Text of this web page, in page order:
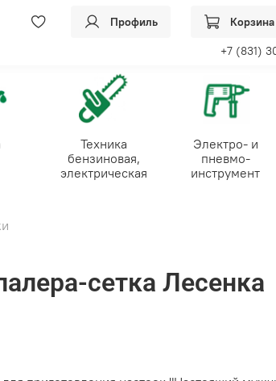
Профиль Корзина
+7 (831)
Техника
бензиновая,
электрическая
Электро- и
пневмо-
инструмент
сетка Лесенка